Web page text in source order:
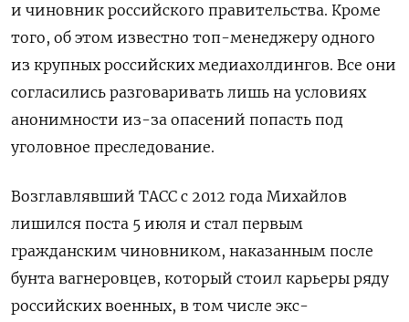
и чиновник российского правительства. Кроме
того, об этом известно топ-менеджеру одного
из крупных российских медиахолдингов. Все они
согласились разговаривать лишь на условиях
анонимности из-за опасений попасть под
уголовное преследование.
Возглавлявший ТАСС с 2012 года Михайлов
лишился поста 5 июля и стал первым
гражданским чиновником, наказанным после
бунта вагнеровцев, который стоил карьеры ряду
российских военных, в том числе экс-